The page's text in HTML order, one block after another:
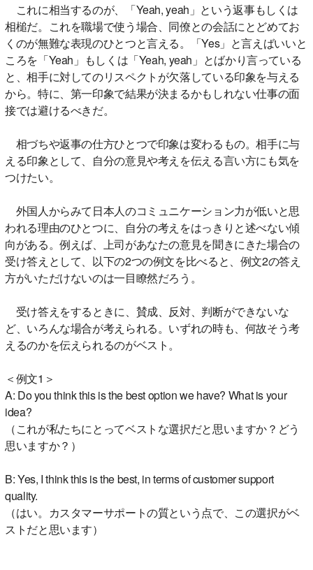
これに相当するのが、「Yeah, yeah」という返事もしくは
相槌だ。これを職場で使う場合、同僚との会話にとどめてお
くのが無難な表現のひとつと言える。「Yes」と言えばいいと
ころを「Yeah」もしくは「Yeah, yeah」とばかり言っている
と、相手に対してのリスペクトが欠落している印象を与える
から。特に、第一印象で結果が決まるかもしれない仕事の面
接では避けるべきだ。
相づちや返事の仕方ひとつで印象は変わるもの。相手に与
える印象として、自分の意見や考えを伝える言い方にも気を
つけたい。
外国人からみて日本人のコミュニケーション力が低いと思
われる理由のひとつに、自分の考えをはっきりと述べない傾
向がある。例えば、上司があなたの意見を聞きにきた場合の
受け答えとして、以下の2つの例文を比べると、例文2の答え
方がいただけないのは一目瞭然だろう。
受け答えをするときに、賛成、反対、判断ができないな
ど、いろんな場合が考えられる。いずれの時も、何故そう考
えるのかを伝えられるのがベスト。
＜例文1＞
A: Do you think this is the best option we have? What is your
idea?
（これが私たちにとってベストな選択だと思いますか？どう
思いますか？）
B: Yes, I think this is the best, in terms of customer support
quality.
（はい。カスタマーサポートの質という点で、この選択がベ
ストだと思います）